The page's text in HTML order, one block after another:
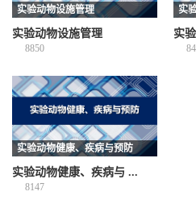
实验动物设施管理
实验动物设施管理
8850
实
实
实验动物健康、疾病与预防
实验动物健康、疾病与 ...
8147